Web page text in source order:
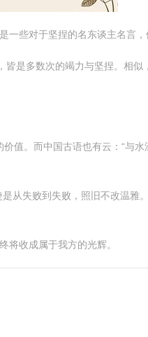
些对于坚捏的名东谈主名言，
是多数次的竭力与坚捏。相似
值。而中国古语也有云：“与
从失败到失败，照旧不改温雅
将收成属于我方的光辉。